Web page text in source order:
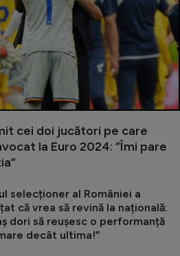
cei doi jucători pe care
la Euro 2024: ”Îmi pare
selecționer al României a
că vrea să revină la națională:
dori să reușesc o performanță
decât ultima!”